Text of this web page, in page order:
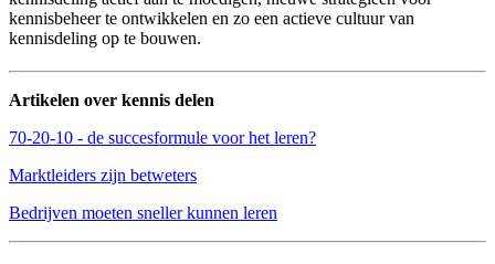
kennisbeheer te ontwikkelen en zo een actieve cultuur van
kennisdeling op te bouwen.
Artikelen over kennis delen
70-20-10 - de succesformule voor het leren?
Marktleiders zijn betweters
Bedrijven moeten sneller kunnen leren